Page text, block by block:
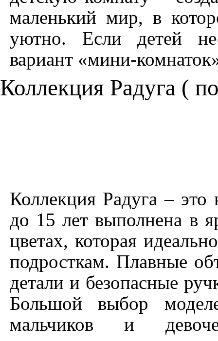
маленький мир, в
уютно. Если детей
вариант «мини-
Коллекция Радуга (
Коллекция Радуга – это
до 15 лет выполнена в
цветах, которая
подросткам. Плавные
детали и безопасные
Большой выбор
мальчиков и